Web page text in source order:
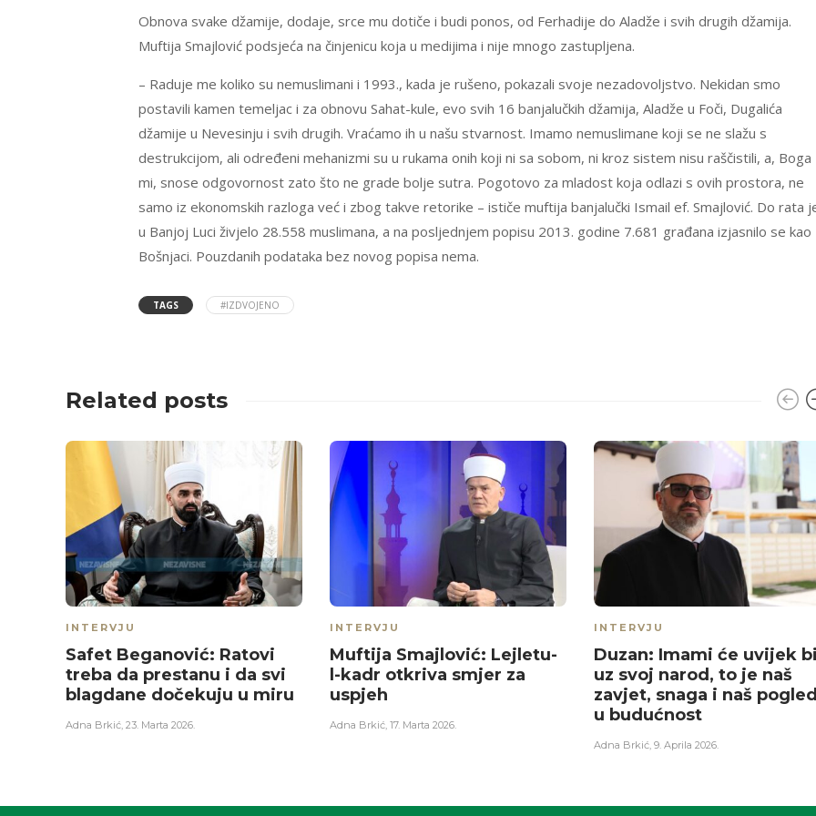
Obnova svake džamije, dodaje, srce mu dotiče i budi ponos, od Ferhadije do Aladže i svih drugih džamija.
Muftija Smajlović podsjeća na činjenicu koja u medijima i nije mnogo zastupljena.
– Raduje me koliko su nemuslimani i 1993., kada je rušeno, pokazali svoje nezadovoljstvo. Nekidan smo
postavili kamen temeljac i za obnovu Sahat-kule, evo svih 16 banjalučkih džamija, Aladže u Foči, Dugalića
džamije u Nevesinju i svih drugih. Vraćamo ih u našu stvarnost. Imamo nemuslimane koji se ne slažu s
destrukcijom, ali određeni mehanizmi su u rukama onih koji ni sa sobom, ni kroz sistem nisu raščistili, a, Boga
mi, snose odgovornost zato što ne grade bolje sutra. Pogotovo za mladost koja odlazi s ovih prostora, ne
samo iz ekonomskih razloga već i zbog takve retorike – ističe muftija banjalučki Ismail ef. Smajlović. Do rata
u Banjoj Luci živjelo 28.558 muslimana, a na posljednjem popisu 2013. godine 7.681 građana izjasnilo se kao
Bošnjaci. Pouzdanih podataka bez novog popisa nema.
TAGS #IZDVOJENO
Related posts
INTERVJU
Safet Beganović: Ratovi
treba da prestanu i da svi
blagdane dočekuju u miru
Adna Brkić, 23. Marta 2026.
INTERVJU
Muftija Smajlović: Lejletu-
l-kadr otkriva smjer za
uspjeh
Adna Brkić, 17. Marta 2026.
INTERVJU
Duzan: Imami će uvijek
uz svoj narod, to je naš
zavjet, snaga i naš
u budućnost
Adna Brkić, 9. Aprila 2026.